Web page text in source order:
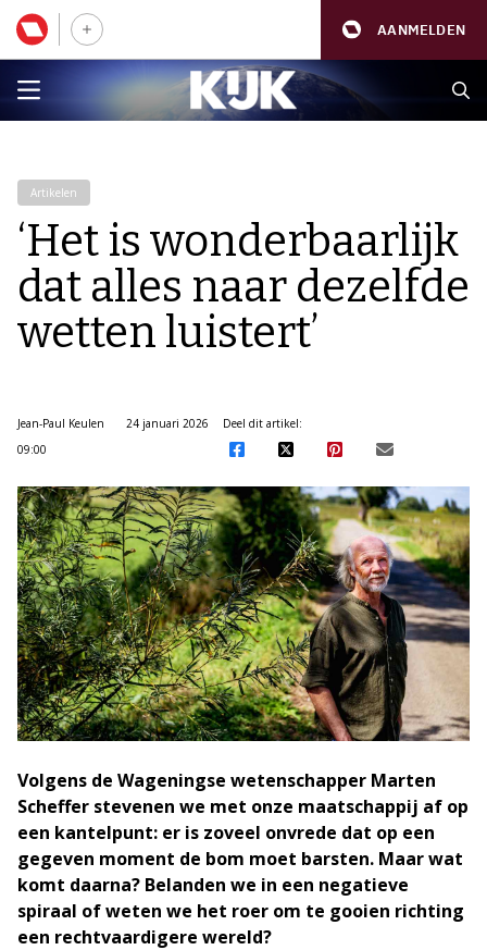
AANMELDEN
Artikelen
‘Het is wonderbaarlijk
dat alles naar dezelfde
wetten luistert’
Jean-Paul Keulen
24 januari 2026
09:00
Deel dit artikel:
Volgens de Wageningse wetenschapper Marten
Scheffer stevenen we met onze maatschappij af op
een kantelpunt: er is zoveel onvrede dat op een
gegeven moment de bom moet barsten. Maar wat
komt daarna? Belanden we in een negatieve
spiraal of weten we het roer om te gooien richting
een rechtvaardigere wereld?